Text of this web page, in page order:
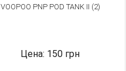
VOOPOO PNP POD TANK II (2)
Цена: 150 грн